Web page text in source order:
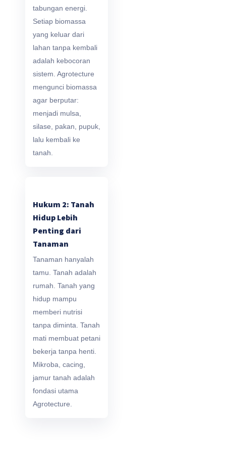
tabungan energi.
Setiap biomassa
yang keluar dari
lahan tanpa kembali
adalah kebocoran
sistem. Agrotecture
mengunci biomassa
agar berputar:
menjadi mulsa,
silase, pakan, pupuk,
lalu kembali ke
tanah.
Hukum 2: Tanah
Hidup Lebih
Penting dari
Tanaman
Tanaman hanyalah
tamu. Tanah adalah
rumah. Tanah yang
hidup mampu
memberi nutrisi
tanpa diminta. Tanah
mati membuat petani
bekerja tanpa henti.
Mikroba, cacing,
jamur tanah adalah
fondasi utama
Agrotecture.